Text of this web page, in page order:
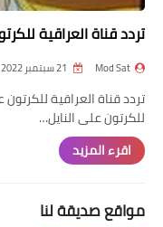
تردد قناة العراقية
Mod Sat
للكرتون على النايل…
اقرء المزيد
مواقع صديقة لنا